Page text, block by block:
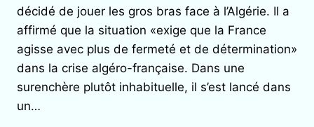
décidé de jouer les gros bras face à l’Algérie. Il a
affirmé que la situation «exige que la France
agisse avec plus de fermeté et de détermination»
dans la crise algéro-française. Dans une
surenchère plutôt inhabituelle, il s’est lancé dans
un…